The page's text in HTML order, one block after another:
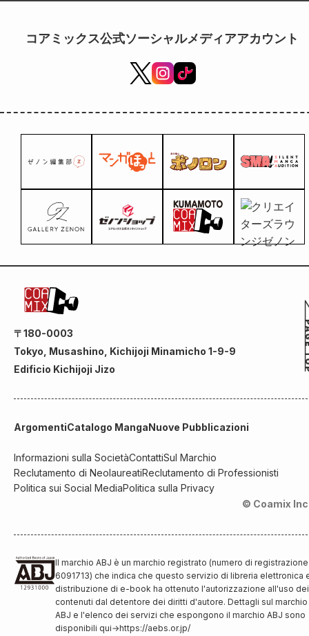
sono disponibili
コアミックス公式ソーシャルメディアアカウント
〒180-0003
Tokyo, Musashino, Kichijoji Minamicho 1-9-9
Edificio Kichijoji Jizo
ArgomentiCatalogo Manga Nuove Pubblicazioni
Informazioni sulla SocietàContattiSul Marchio
Reclutamento di NeolaureatiReclutamento di Professionisti
Politica sui Social MediaPolitica sulla Privacy
© Coamix
Il marchio ABJ è un marchio registrato (numero di registrazione
6091713) che indica che questo servizio di libreria elettronica
distribuzione di e-book ha ottenuto l'autorizzazione all'uso dei
contenuti dal detentore dei diritti d'autore. Dettagli sul marchio
ABJ e l'elenco dei servizi che espongono il marchio ABJ sono
disponibili qui→https://aebs.or.jp/